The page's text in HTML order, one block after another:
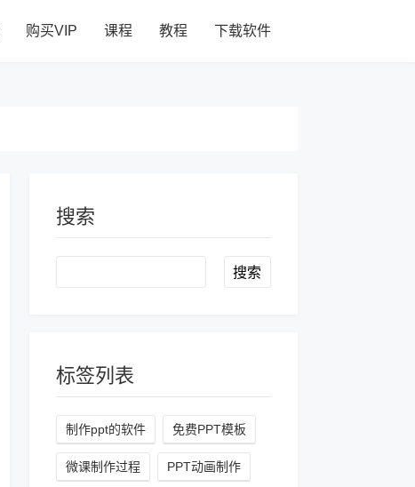
购买VIP 课程 教程 下载软件
搜索
Search
标签列表
制作ppt的软件 免费PPT模板
微课制作过程 PPT动画制作